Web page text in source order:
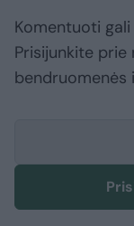
Komentuoti
Prisijunkite
bendruomenės